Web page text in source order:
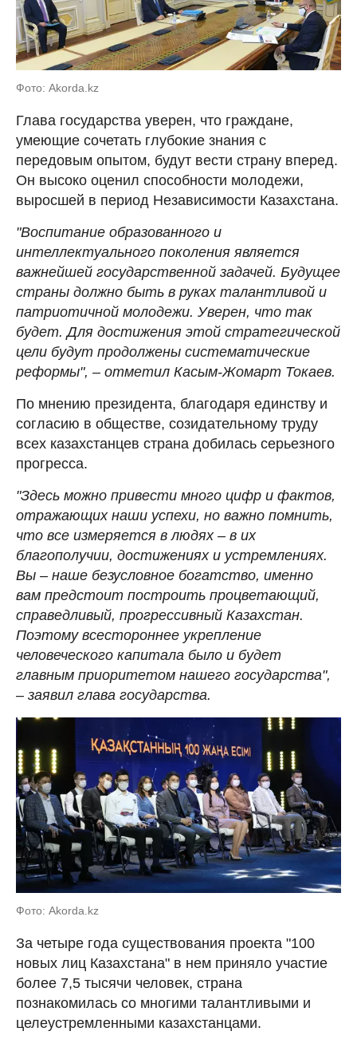
Фото: Akorda.kz
Глава государства уверен, что граждане,
умеющие сочетать глубокие знания с
передовым опытом, будут вести страну вперед.
Он высоко оценил способности молодежи,
выросшей в период Независимости Казахстана.
"Воспитание образованного и
интеллектуального поколения является
важнейшей государственной задачей. Будущее
страны должно быть в руках талантливой и
патриотичной молодежи. Уверен, что так
будет. Для достижения этой стратегической
цели будут продолжены систематические
реформы", – отметил Касым-Жомарт Токаев.
По мнению президента, благодаря единству и
согласию в обществе, созидательному труду
всех казахстанцев страна добилась серьезного
прогресса.
"Здесь можно привести много цифр и фактов,
отражающих наши успехи, но важно помнить,
что все измеряется в людях – в их
благополучии, достижениях и устремлениях.
Вы – наше безусловное богатство, именно
вам предстоит построить процветающий,
справедливый, прогрессивный Казахстан.
Поэтому всестороннее укрепление
человеческого капитала было и будет
главным приоритетом нашего государства",
– заявил глава государства.
Фото: Akorda.kz
За четыре года существования проекта "100
новых лиц Казахстана" в нем приняло участие
более 7,5 тысячи человек, страна
познакомилась со многими талантливыми и
целеустремленными казахстанцами.